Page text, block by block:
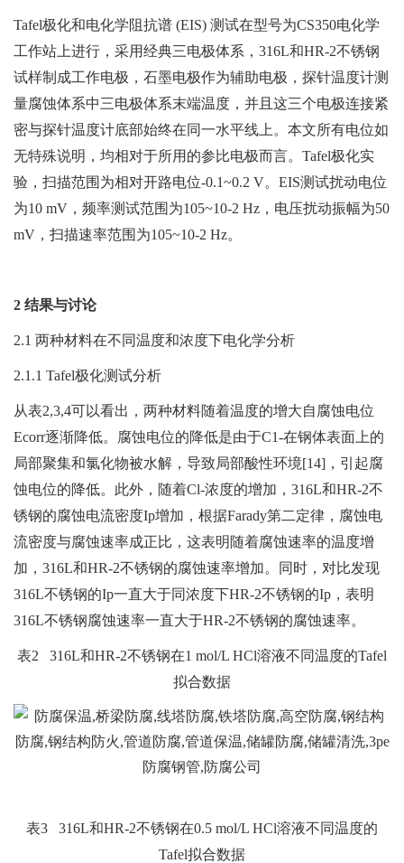
Tafel极化和电化学阻抗谱 (EIS) 测试在型号为CS350电化学
工作站上进行，采用经典三电极体系，316L和HR-2不锈钢
试样制成工作电极，石墨电极作为辅助电极，探针温度计测
量腐蚀体系中三电极体系末端温度，并且这三个电极连接紧
密与探针温度计底部始终在同一水平线上。本文所有电位如
无特殊说明，均相对于所用的参比电极而言。Tafel极化实
验，扫描范围为相对开路电位-0.1~0.2 V。EIS测试扰动电位
为10 mV，频率测试范围为105~10-2 Hz，电压扰动振幅为50
mV，扫描速率范围为105~10-2 Hz。
2 结果与讨论
2.1 两种材料在不同温度和浓度下电化学分析
2.1.1 Tafel极化测试分析
从表2,3,4可以看出，两种材料随着温度的增大自腐蚀电位
Ecorr逐渐降低。腐蚀电位的降低是由于C1-在钢体表面上的
局部聚集和氯化物被水解，导致局部酸性环境[14]，引起腐
蚀电位的降低。此外，随着Cl-浓度的增加，316L和HR-2不
锈钢的腐蚀电流密度Ip增加，根据Farady第二定律，腐蚀电
流密度与腐蚀速率成正比，这表明随着腐蚀速率的温度增
加，316L和HR-2不锈钢的腐蚀速率增加。同时，对比发现
316L不锈钢的Ip一直大于同浓度下HR-2不锈钢的Ip，表明
316L不锈钢腐蚀速率一直大于HR-2不锈钢的腐蚀速率。
表2 316L和HR-2不锈钢在1 mol/L HCl溶液不同温度的Tafel
拟合数据
表3 316L和HR-2不锈钢在0.5 mol/L HCl溶液不同温度的
Tafel拟合数据